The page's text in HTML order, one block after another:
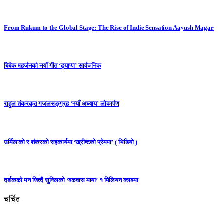
From Rukum to the Global Stage: The Rise of Indie Sensation Aayush Magar
बिबेक महर्जनको नयाँ गीत ‘ढ्याप्पा’ सार्वजनिक
राहुल शंकरकृत गजलसङ्ग्रह ‘नयाँ अध्याय’ लोकार्पण
उर्मिलाको र शंकरको सहकार्यमा ‘ख्रीष्टको प्रेममा’ ( भिडियो )
दर्शकको मन जित्दै सुनिलको ‘बकवास माया’ १ मिलियन क्लबमा
चर्चित